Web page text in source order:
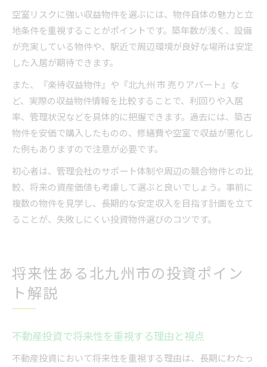
空室リスクに強い収益物件を選ぶには、物件自体の魅力と立
地条件を重視することがポイントです。築年数が浅く、設備
が充実している物件や、駅近で周辺環境が良好な場所は安定
した入居が期待できます。
また、『楽待収益物件』や『北九州 市 売りアパート』な
ど、実際の収益物件情報を比較することで、利回りや入居
率、管理状況などを具体的に把握できます。過去には、築古
物件を安価で購入したものの、修繕費や空室で収益が悪化し
た例もありますので注意が必要です。
初心者は、管理会社のサポート体制や周辺の競合物件との比
較、将来の資産価値も考慮して選ぶと良いでしょう。事前に
複数の物件を見学し、長期的な安定収入を目指す計画を立て
ることが、失敗しにくい投資物件選びのコツです。
将来性ある北九州市の投資ポイン
ト解説
不動産投資で将来性を重視する理由と視点
不動産投資において将来性を重視する理由は、長期にわたっ